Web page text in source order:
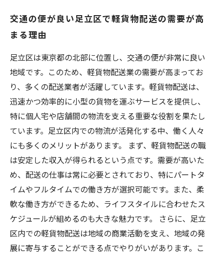
交通の便が良い足立区で軽貨物配送の需要が高
まる理由
足立区は東京都の北部に位置し、交通の便が非常に良い
地域です。このため、軽貨物配送業の需要が高まってお
り、多くの配送業者が活躍しています。軽貨物配送は、
迅速かつ効率的に小型の貨物を運ぶサービスを提供し、
特に個人宅や店舗間の物流を支える重要な役割を果たし
ています。足立区内での物流が活発化する中、働く人々
にも多くのメリットがあります。 まず、軽貨物配送の職
は安定した収入が得られるという点です。需要が高いた
め、配送の仕事は常に必要とされており、特にパートタ
イムやフルタイムでの働き方が選択可能です。また、柔
軟な働き方ができるため、ライフスタイルに合わせたス
ケジュールが組めるのも大きな魅力です。 さらに、足立
区内での軽貨物配送は地域の商業活動を支え、地域の発
展に寄与することができる点でやりがいがあります。こ